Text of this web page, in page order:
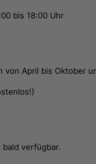
bis 18:00 Uhr
von April bis Oktober
verfügbar.